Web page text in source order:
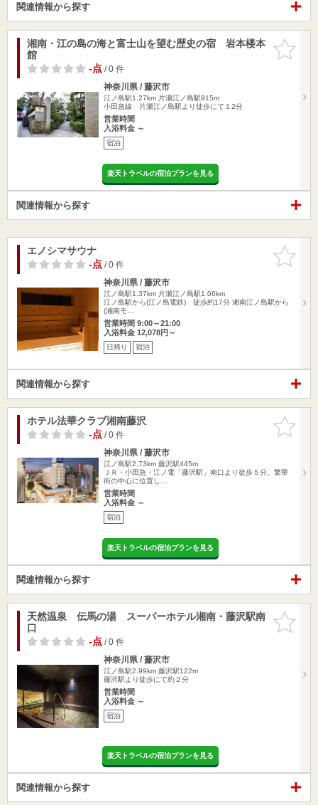
関連情報から探す
お気に入
りに追加
湘南・江の島の海と富士山を望む歴史の宿 岩本楼本
館
-点/ 0 件
神奈川県 / 藤沢市
江ノ島駅1.27km 片瀬江ノ島駅915m
小田急線 片瀬江ノ島駅より徒歩にて１2分
営業時間
入浴料金 ～
宿泊
楽天トラベルの宿泊プランを見る
関連情報から探す
お気に入
りに追加
エノシマサウナ
-点/ 0 件
神奈川県 / 藤沢市
江ノ島駅1.37km 片瀬江ノ島駅1.06km
江ノ島駅から(江ノ島電鉄) 徒歩約17分 湘南江ノ島駅から
(湘南モ…
営業時間 9:00～21:00
入浴料金 12,078円～
日帰り 宿泊
関連情報から探す
お気に入
りに追加
ホテル法華クラブ湘南藤沢
-点/ 0 件
神奈川県 / 藤沢市
江ノ島駅2.73km 藤沢駅445m
ＪＲ・小田急・江ノ電「藤沢駅」南口より徒歩５分。繁華
街の中心に位置し…
営業時間
入浴料金 ～
宿泊
楽天トラベルの宿泊プランを見る
関連情報から探す
お気に入
りに追加
天然温泉 伝馬の湯 スーパーホテル湘南・藤沢駅南
口
-点/ 0 件
神奈川県 / 藤沢市
江ノ島駅2.99km 藤沢駅122m
藤沢駅より徒歩にて約２分
営業時間
入浴料金 ～
宿泊
楽天トラベルの宿泊プランを見る
関連情報から探す